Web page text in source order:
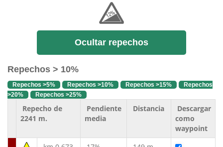
Ocultar repechos
Repechos > 10%
Repechos >5% Repechos >10% Repechos >15%
Repechos
>20%
Repechos >25%
Repecho de
2241 m.
Pendiente
media
Distancia
Descargar
como
waypoint